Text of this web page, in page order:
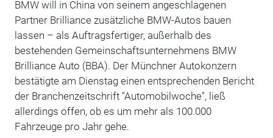
BMW will in China von seinem angeschlagenen
Partner Brilliance zusätzliche BMW-Autos bauen
lassen – als Auftragsfertiger, außerhalb des
bestehenden Gemeinschaftsunternehmens BMW
Brilliance Auto (BBA). Der Münchner Autokonzern
bestätigte am Dienstag einen entsprechenden Bericht
der Branchenzeitschrift "Automobilwoche", ließ
allerdings offen, ob es um mehr als 100.000
Fahrzeuge pro Jahr gehe.